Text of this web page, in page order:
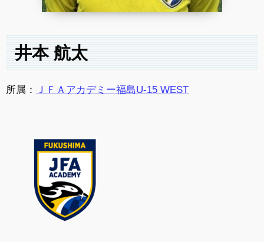
井本 航太
所属： ＪＦＡアカデミー福島U-15 WEST